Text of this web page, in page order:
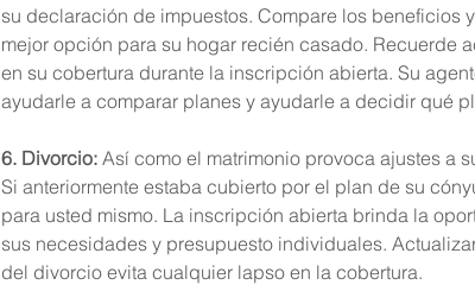
su declaración de impuestos. Compare los beneficios
mejor opción para su hogar recién casado. Recuerde
en su cobertura durante la inscripción abierta. Su
ayudarle a comparar planes y ayudarle a decidir qué
6. Divorcio: Así como el matrimonio provoca ajustes a
Si anteriormente estaba cubierto por el plan de su
para usted mismo. La inscripción abierta brinda la
sus necesidades y presupuesto individuales.
del divorcio evita cualquier lapso en la cobertura.